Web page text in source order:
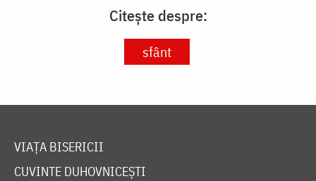
Citește despre:
sfânt
VIAȚA BISERICII
CUVINTE DUHOVNICEȘTI